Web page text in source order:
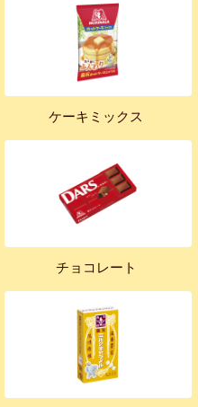
ケーキミックス
チョコレート